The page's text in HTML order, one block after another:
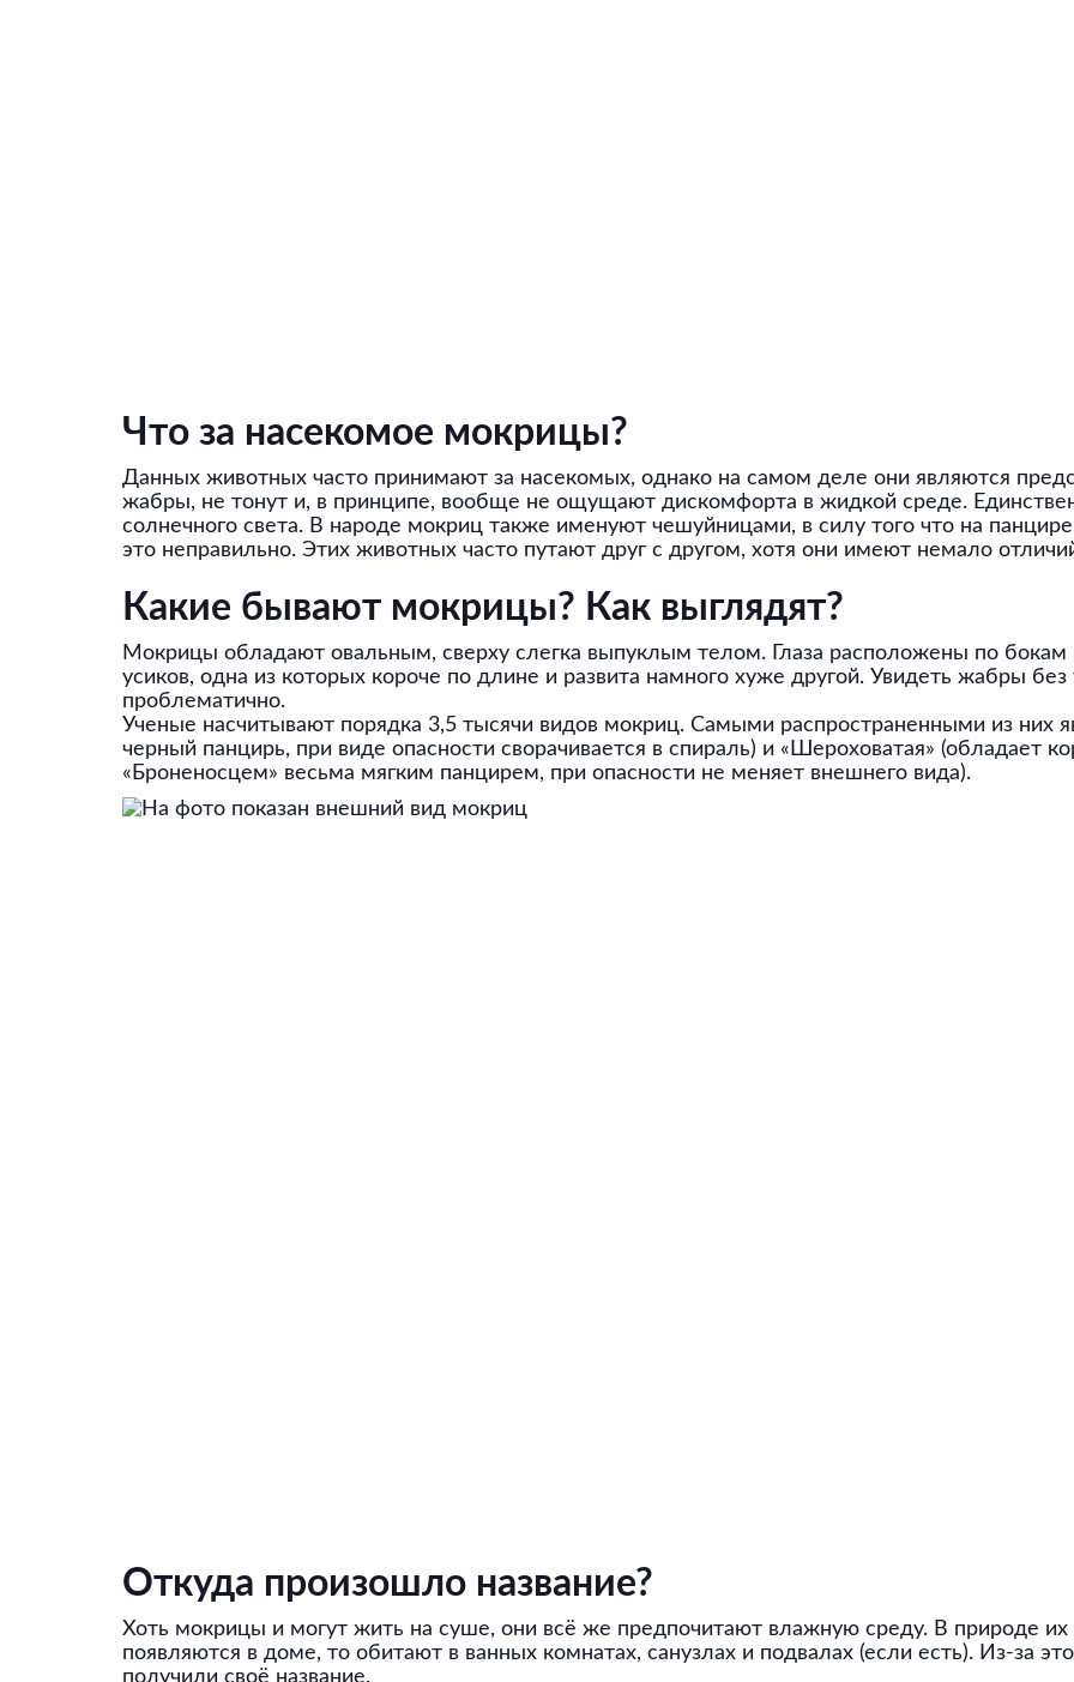
Что за насекомое мокрицы?
Данных животных часто принимают за насекомых, однако на самом деле они являются
жабры, не тонут и, в принципе, вообще не ощущают дискомфорта в жидкой среде.
солнечного света. В народе мокриц также именуют чешуйницами, в силу того что на
это неправильно. Этих животных часто путают друг с другом, хотя они имеют немало
Какие бывают мокрицы? Как выглядят?
Мокрицы обладают овальным, сверху слегка выпуклым телом. Глаза расположены по
усиков, одна из которых короче по длине и развита намного хуже другой. Увидеть жабры
проблематично.
Ученые насчитывают порядка 3,5 тысячи видов мокриц. Самыми распространенными из них
черный панцирь, при виде опасности сворачивается в спираль) и «Шероховатая» (обладает
«Броненосцем» весьма мягким панцирем, при опасности не меняет внешнего вида).
Откуда произошло название?
Хоть мокрицы и могут жить на суше, они всё же предпочитают влажную среду. В природе
появляются в доме, то обитают в ванных комнатах, санузлах и подвалах (если есть). Из-за
получили своё название.